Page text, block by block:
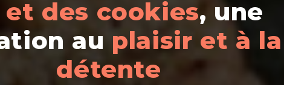
des cookies, une
au plaisir et à la
détente